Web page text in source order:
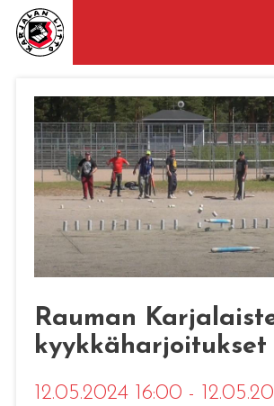
Rauman
kyykkäharjoitukset
12.05.2024 16:00 -